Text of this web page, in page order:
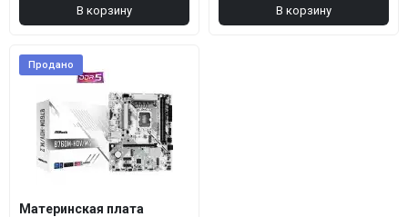
В корзину В корзину
Продано
Материнская плата